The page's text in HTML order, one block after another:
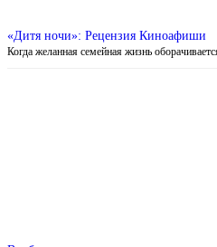
«Дитя ночи»: Рецензия Киноафиши
Когда желанная семейная жизнь